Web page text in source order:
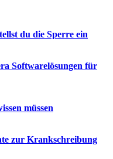
du die Sperre ein
Softwarelösungen für
müssen
zur Krankschreibung